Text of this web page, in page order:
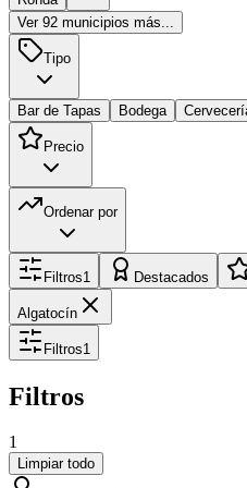
Ver 92 municipios más...
Tipo
Bar de Tapas Bodega
Precio
Ordenar por
Filtros1 Destacados
Algatocín
Filtros1
Filtros
1
Limpiar todo